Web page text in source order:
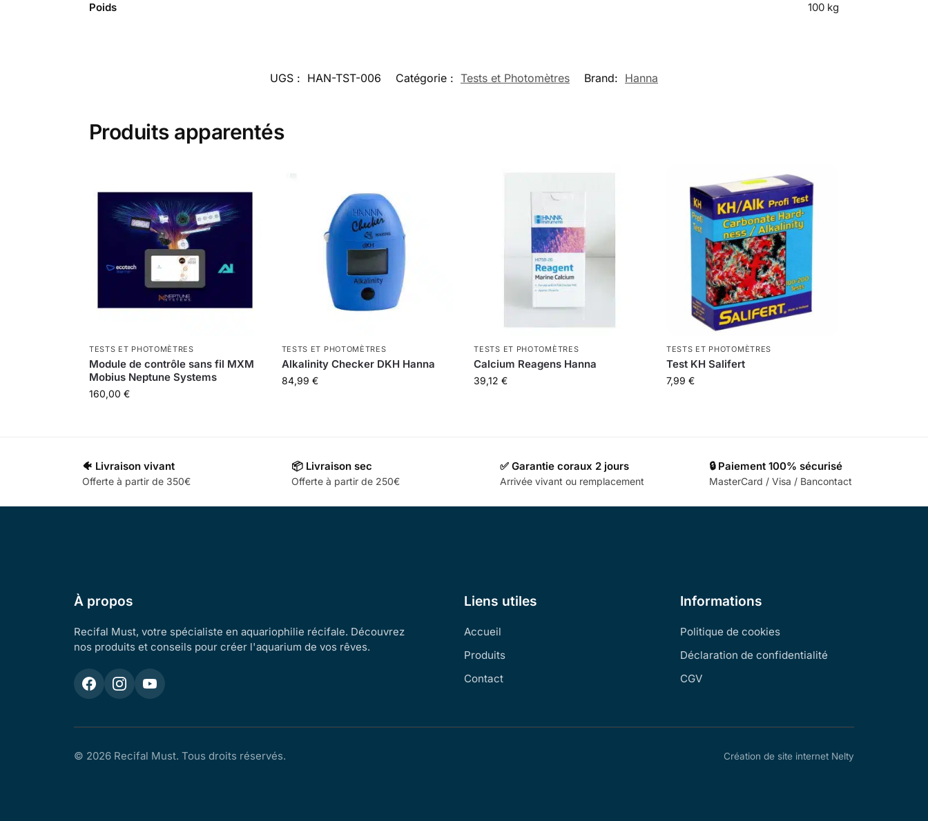
Poids 100 kg
UGS : HAN-TST-006 Catégorie : Tests et Photomètres Brand: Hanna
Produits apparentés
TESTS ET PHOTOMÈTRES
Module de contrôle sans fil MXM
Mobius Neptune Systems
160,00 €
TESTS ET PHOTOMÈTRES
Alkalinity Checker DKH Hanna
84,99 €
TESTS ET PHOTOMÈTRES
Calcium Reagens Hanna
39,12€
TESTS ET PHOTOMÈTRES
Test KH Salifert
7,99€
🐠 Livraison vivant
Offerte à partir de 350€
📦 Livraison sec
Offerte à partir de 250€
✅ Garantie coraux 2 jours
Arrivée vivant ou remplacement
🔒 Paiement 100% sécurisé
MasterCard / Visa / Bancontact
À propos
Recifal Must, votre spécialiste en aquariophilie récifale. Découvrez
nos produits et conseils pour créer l'aquarium de vos rêves.
Liens utiles
Accueil
Produits
Contact
Informations
Politique de cookies
Déclaration de confidentialité
CGV
© 2026 Recifal Must. Tous droits réservés. Création de site internet Nelty